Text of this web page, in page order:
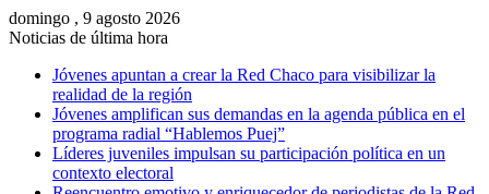
domingo , 9 agosto 2026
Noticias de última hora
Jóvenes apuntan a crear la Red Chaco para visibilizar la
realidad de la región
Jóvenes amplifican sus demandas en la agenda pública en el
programa radial “Hablemos Puej”
Líderes juveniles impulsan su participación política en un
contexto electoral